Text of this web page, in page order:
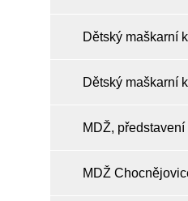
Dětský maškarní
Dětský maškarní
MDŽ,
MDŽ